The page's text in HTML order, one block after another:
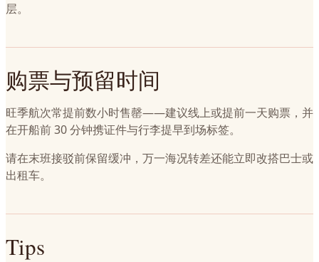
层。
购票与预留时间
旺季航次常提前数小时售罄——建议线上或提前一天购票，并
在开船前 30 分钟携证件与行李提早到场标签。
请在末班接驳前保留缓冲，万一海况转差还能立即改搭巴士或
出租车。
Tips